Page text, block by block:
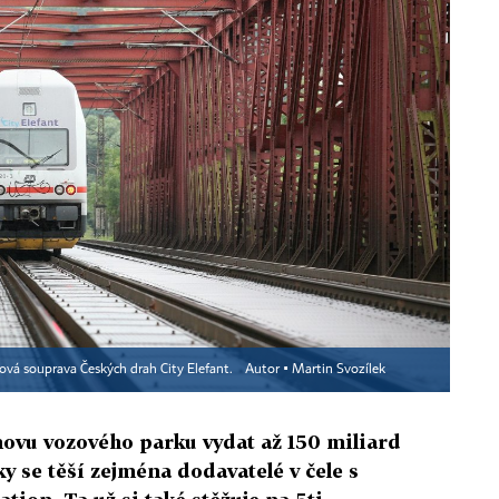
souprava Českých drah City Elefant. Autor ▪ Martin Svozílek
vozového parku vydat až 150 miliard
se těší zejména dodavatelé v čele s